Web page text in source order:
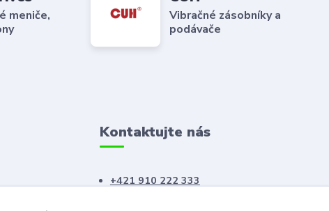
meniče,
Vibračné zásobníky a
podávače
Kontaktujte nás
+421 910 222 333